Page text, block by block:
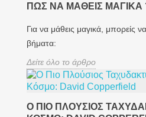
ΠΩΣ ΝΑ ΜΆΘΕΙΣ ΜΑΓΙΚΆ
Για να μάθεις μαγικά, μπορείς
βήματα:
Δείτε όλο το άρθρο
Ο ΠΙΟ ΠΛΟΎΣΙΟΣ